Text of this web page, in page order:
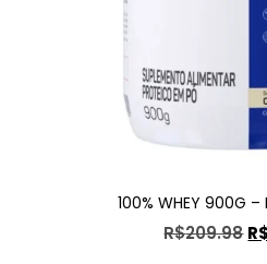
100% WHEY 900G –
R$209.98